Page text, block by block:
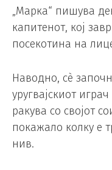
„Марка“ пишува
капитенот, кој
посекотина на
Наводно, сè
уругвајскиот
ракува со својот
покажало колку е
нив.